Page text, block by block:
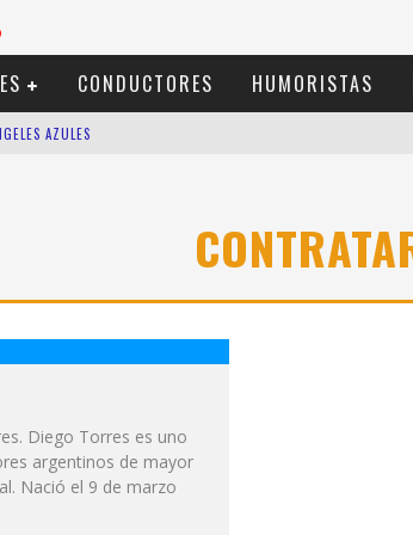
CONDUCTORES HUMORISTAS
AZULES
Diego Torres es uno
argentinos de mayor
Nació el 9 de marzo